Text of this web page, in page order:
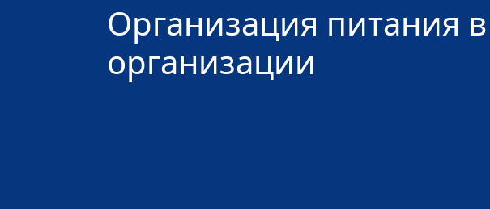
Организация питания
организации